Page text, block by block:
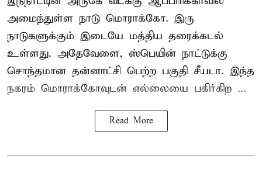
அமைந்துள்ள நாடு மொராக்கோ. இரு
நாடுகளுக்கும் இடையே மத்திய தரைக்கடல்
உள்ளது. அதேவேளை, ஸ்பெயின் நாட்டுக்கு
சொந்தமான தன்னாட்சி பெற்ற பகுதி சீயடா. இந்த
நகரம் மொராக்கோவுடன் எல்லையை பகிர்கிற ...
Read More